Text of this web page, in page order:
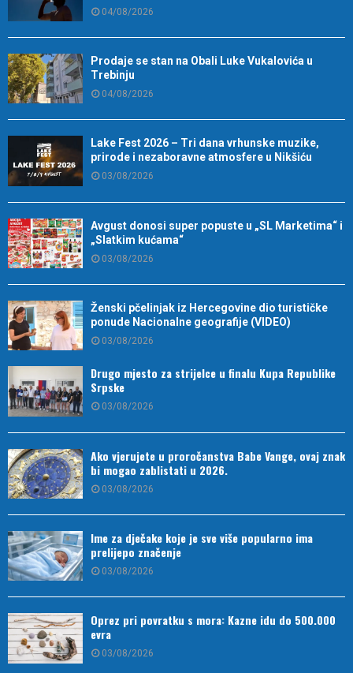
04/08/2026
Prodaje se stan na Obali Luke Vukalovića u
Trebinju
04/08/2026
Lake Fest 2026 – Tri dana vrhunske muzike,
prirode i nezaboravne atmosfere u Nikšiću
03/08/2026
Avgust donosi super popuste u „SL Marketima“ i
„Slatkim kućama“
03/08/2026
Ženski pčelinjak iz Hercegovine dio turističke
ponude Nacionalne geografije (VIDEO)
03/08/2026
Drugo mjesto za strijelce u finalu Kupa Republike
Srpske
03/08/2026
Ako vjerujete u proročanstva Babe Vange, ovaj znak
bi mogao zablistati u 2026.
03/08/2026
Ime za dječake koje je sve više popularno ima
prelijepo značenje
03/08/2026
Oprez pri povratku s mora: Kazne idu do 500.000
evra
03/08/2026